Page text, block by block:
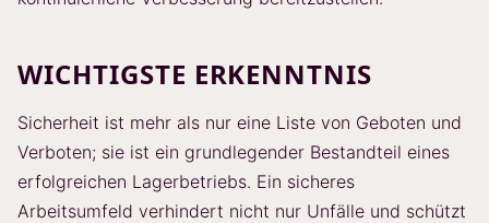
WICHTIGSTE ERKENNTNIS
Sicherheit ist mehr als nur eine Liste von Geboten und
Verboten; sie ist ein grundlegender Bestandteil eines
erfolgreichen Lagerbetriebs. Ein sicheres
Arbeitsumfeld verhindert nicht nur Unfälle und schützt